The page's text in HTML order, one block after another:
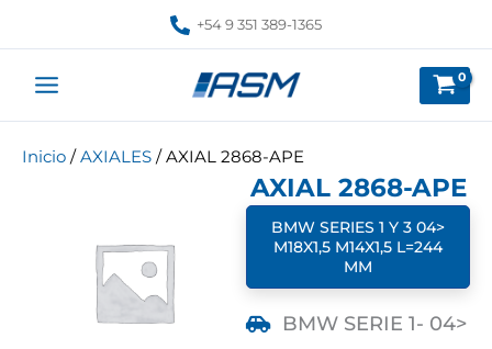
+54 9 351 389-1365
Inicio /AXIALES / AXIAL 2868-APE
AXIAL 2868-APE
BMW SERIES 1 Y 3 04>
M18X1,5 M14X1,5 L=244
MM
BMW SERIE 1- 04>